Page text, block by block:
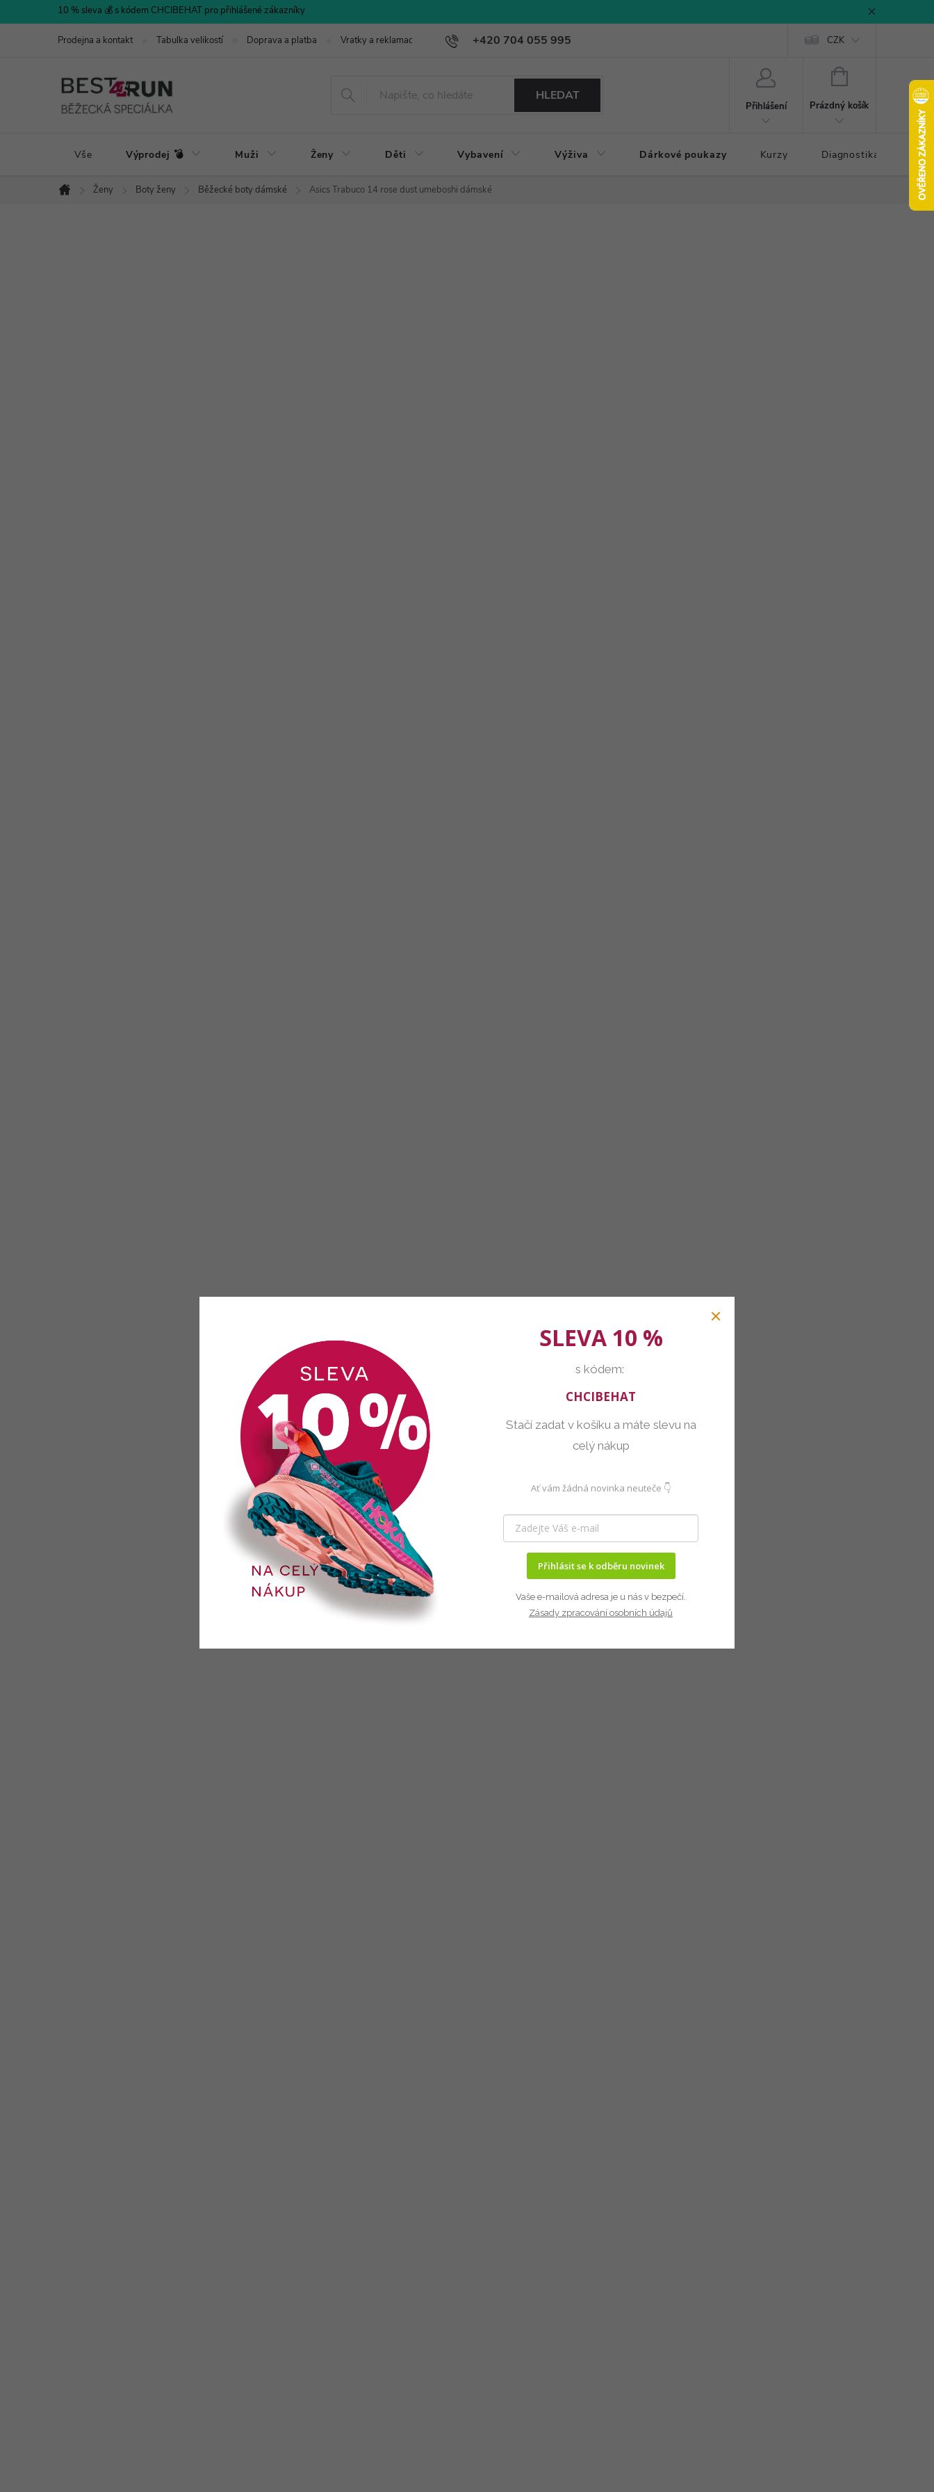
na
10 % sleva 💰 s kódem CHCIBEHAT pro přihlášené zákazníky
+420 704 055 995
Prodejna a kontakt Tabulka velikostí Doprava a platba Vratky a reklamace CZK
HLEDAT
Přihlášení
NÁKUPNÍ
Prázdný košík
Vše Výprodej 💣 Muži Ženy Děti Vybavení Výživa Dárkové poukazy Kurzy Diagnostika došlapu
Domů
Ženy Boty ženy Běžecké boty dámské Asics Trabuco 14 rose dust umeboshi dámské
SLEVA 10 %
s kódem:
CHCIBEHAT
Stačí zadat v košíku a máte slevu na
celý nákup
Ať vám žádná novinka neuteče 👇
Přihlásit se k odběru novinek
Vaše e-mailová adresa je u nás v bezpečí.
Zásady zpracování osobních údajů